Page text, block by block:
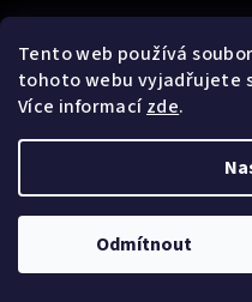
Tento web používá
tohoto webu vyjadřujete
Více informacízde.
Odmítnout
Informace pro vás
Obchodní podmínky
Upravit